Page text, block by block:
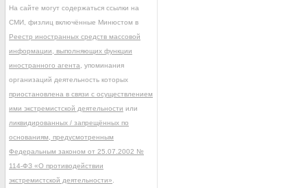
На сайте могут содержаться ссылки на
СМИ, физлиц включённые Минюстом в
Реестр иностранных средств массовой
информации, выполняющих функции
иностранного агента , упоминания
организаций деятельность которых
приостановлена в связи с осуществлением
ими экстремистской деятельности или
ликвидированных / запрещённых по
основаниям, предусмотренным
Федеральным законом от 25.07.2002 №
114-ФЗ «О противодействии
экстремистской деятельности»